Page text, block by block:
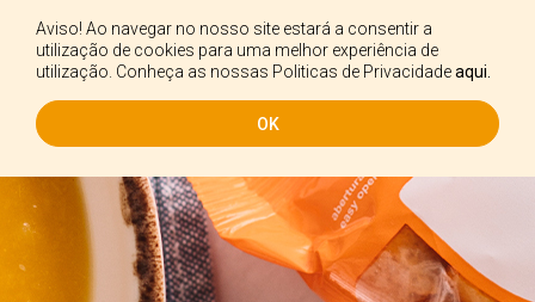
Aviso! Ao navegar no nosso site estará a consentir a
utilização de cookies para uma melhor experiência de
utilização. Conheça as nossas Politicas de Privacidadeaqui.
OK
PT